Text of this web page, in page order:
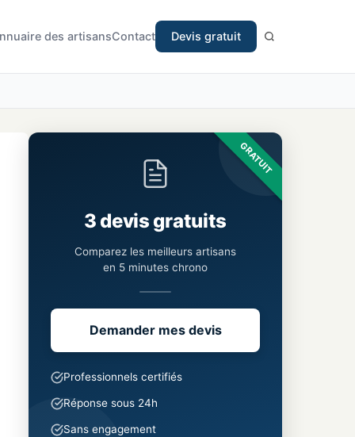
des artisansContact Devis gratuit
GRATUIT
3 devis gratuits
Comparez les meilleurs artisans
en 5 minutes chrono
Demander mes devis
Professionnels certifiés
Réponse sous 24h
Sans engagement